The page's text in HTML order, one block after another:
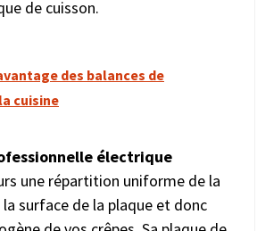
de cuisson.
des balances de
cuisine
électrique
une répartition uniforme de la
surface de la plaque et donc